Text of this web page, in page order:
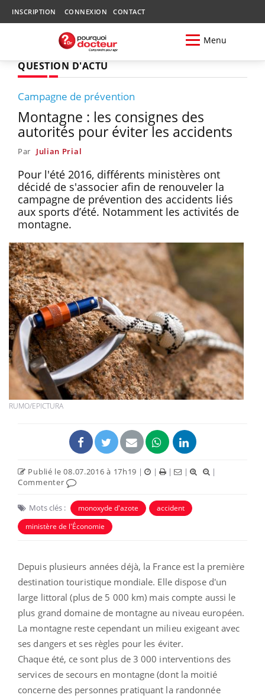
INSCRIPTION CONNEXION CONTACT
Menu
QUESTION D'ACTU
Campagne de prévention
Montagne : les consignes des
autorités pour éviter les accidents
Par Julian Prial
Pour l'été 2016, différents ministères ont
décidé de s'associer afin de renouveler la
campagne de prévention des accidents liés
aux sports d’été. Notamment les activités de
montagne.
RUMO/EPICTURA
Publié le 08.07.2016 à 17h19 | | | |
|
Commenter
Mots clés : monoxyde d'azote
accident
ministère de l'Économie
Depuis plusieurs années déjà, la France est la première
destination touristique mondiale. Elle dispose d'un
large littoral (plus de 5 000 km) mais compte aussi le
plus grand domaine de montagne au niveau européen.
La montagne reste cependant un milieu exigeant avec
ses dangers et ses règles pour les éviter.
Chaque été, ce sont plus de 3 000 interventions des
services de secours en montagne (dont la moitié
concerne des personnes pratiquant la randonnée